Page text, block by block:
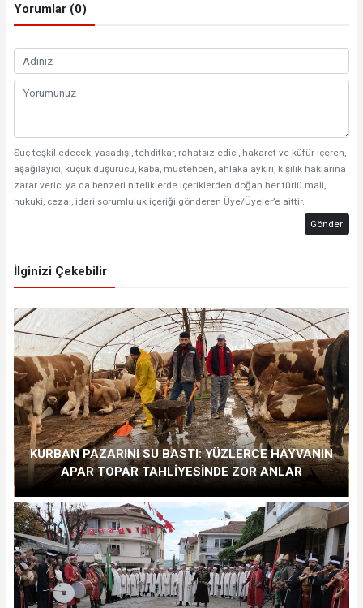
Yorumlar (0)
Suç teşkil edecek, yasadışı, tehditkar, rahatsız edici, hakaret ve küfür içeren,
aşağılayıcı, küçük düşürücü, kaba, müstehcen, ahlaka aykırı, kişilik haklarına
zarar verici ya da benzeri niteliklerde içeriklerden doğan her türlü mali,
hukuki, cezai, idari sorumluluk içeriği gönderen Üye/Üyeler’e aittir.
Gönder
İlginizi Çekebilir
KURBAN PAZARINI SU BASTI: YÜZLERCE HAYVANIN
APAR TOPAR TAHLİYESİNDE ZOR ANLAR